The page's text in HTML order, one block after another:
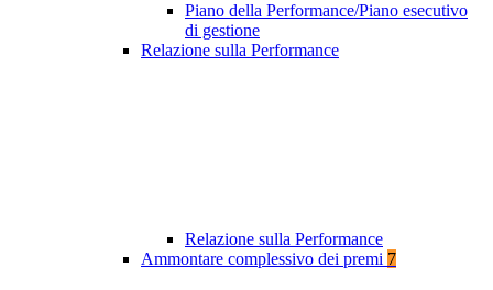
Piano della Performance/Piano esecutivo
di gestione
Relazione sulla Performance
Relazione sulla Performance
Ammontare complessivo dei premi 7